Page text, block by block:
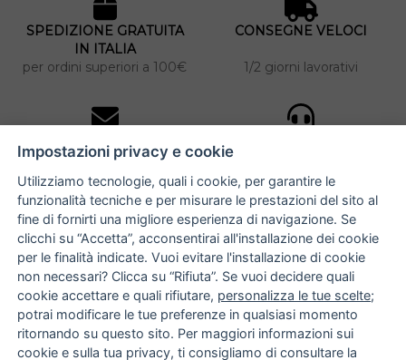
SPEDIZIONE GRATUITA
IN ITALIA
per ordini superiori a 100€
CONSEGNE VELOCI
1/2 giorni lavorativi
iscriviti alla newsletter
per tutti gli ordini
NUCCIA COSTANTINO
via Argiro 112/114 - 70122 Bari
+39 080 990 9118
+39 391 72 89 930
Impostazioni privacy e cookie
Utilizziamo tecnologie, quali i cookie, per garantire le
funzionalità tecniche e per misurare le prestazioni del sito al
fine di fornirti una migliore esperienza di navigazione. Se
clicchi su “Accetta”, acconsentirai all'installazione dei cookie
per le finalità indicate. Vuoi evitare l'installazione di cookie
non necessari? Clicca su “Rifiuta”. Se vuoi decidere quali
cookie accettare e quali rifiutare, personalizza le tue scelte;
potrai modificare le tue preferenze in qualsiasi momento
ritornando su questo sito. Per maggiori informazioni sui
cookie e sulla tua privacy, ti consigliamo di consultare la